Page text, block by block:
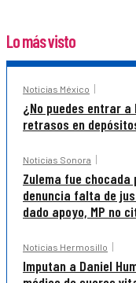
Lo más visto
Noticias México
¿No puedes entrar a
retrasos en
Noticias Sonora
Zulema fue
denuncia falta de
dado apoyo, MP no
Noticias Hermosillo
Imputan a Daniel